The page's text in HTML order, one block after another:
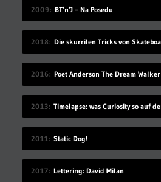
2009 BT’n’J – Na Posedu
2018
2016 Poet Anderson The Dream Walker
2013
2011 Static Dog!
2017 Lettering: David Milan